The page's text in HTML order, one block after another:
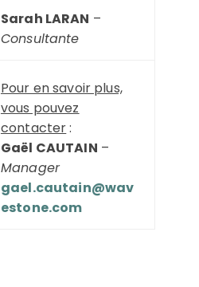
Sarah LARAN –
Consultante
Pour en savoir plus,
vous pouvez
contacter:
Gaël CAUTAIN –
Manager
gael.cautain@wav
estone.com